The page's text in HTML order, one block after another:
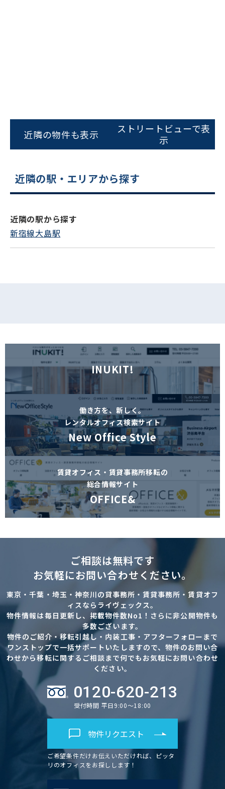
をお伝えいただくと
スムーズにご案内できます
平日 9:00〜18:00
近隣の物件も表示
ストリートビューで表
示
近隣の駅・エリアから探す
近隣の駅から探す
新宿線大島駅
INUKIT!
働き方を、新しく。
レンタルオフィス検索サイト
New Office Style
賃貸オフィス・賃貸事務所移転の
総合情報サイト
OFFICE&
ご相談は無料です
お気軽にお問い合わせください。
東京・千葉・埼玉・神奈川の貸事務所・賃貸事務所・賃貸オフ
ィスならライヴェックス。
物件情報は毎日更新し、掲載物件数No1！さらに非公開物件も
多数ございます。
物件のご紹介・移転引越し・内装工事・アフターフォローまで
ワンストップで一括サポートいたしますので、物件のお問い合
わせから移転に関するご相談まで何でもお気軽にお問い合わせ
ください。
0120-620-213
受付時間 平日9:00～18:00
物件リクエスト
ご希望条件だけお伝えいただければ、ピッタ
リのオフィスをお探しします！